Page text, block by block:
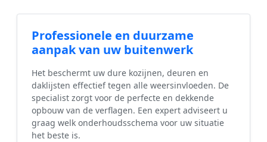
Professionele en duurzame
aanpak van uw buitenwerk
Het beschermt uw dure kozijnen, deuren en
daklijsten effectief tegen alle weersinvloeden. De
specialist zorgt voor de perfecte en dekkende
opbouw van de verflagen. Een expert adviseert u
graag welk onderhoudsschema voor uw situatie
het beste is.